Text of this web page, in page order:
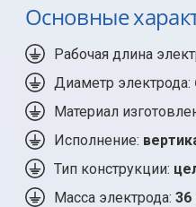
Основные
Рабочая длина
Диаметр электрода:
Материал
Исполнение:
Тип конструкции:
Масса электрода: 36